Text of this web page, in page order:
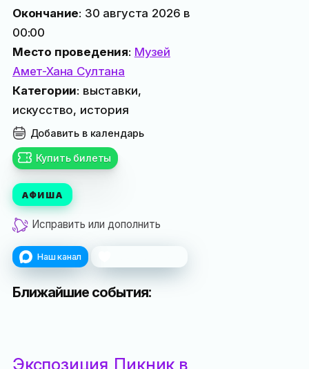
Окончание: 30 августа 2026 в
00:00
Место проведения: Музей
Амет-Хана Султана
Категории: выставки,
искусство, история
Добавить в календарь
Купить билеты
АФИША
Исправить или дополнить
Наш канал
Ближайшие события:
Экспозиция Пикник в